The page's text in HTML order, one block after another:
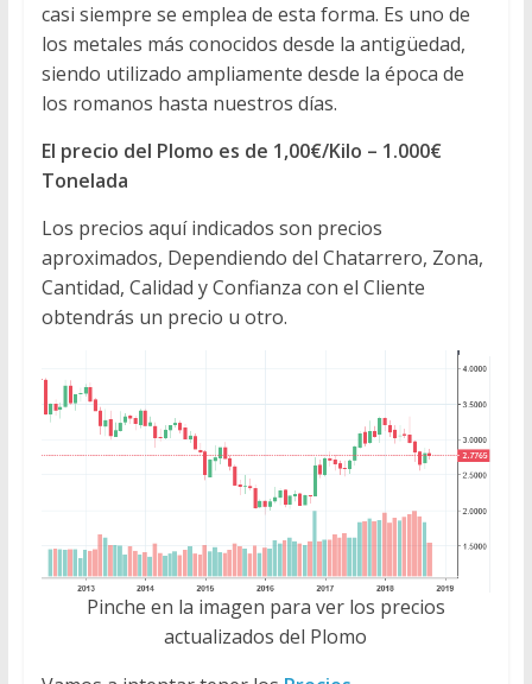
casi siempre se emplea de esta forma. Es uno de
los metales más conocidos desde la antigüedad,
siendo utilizado ampliamente desde la época de
los romanos hasta nuestros días.
El precio del Plomo es de 1,00€/Kilo – 1.000€
Tonelada
Los precios aquí indicados son precios
aproximados, Dependiendo del Chatarrero, Zona,
Cantidad, Calidad y Confianza con el Cliente
obtendrás un precio u otro.
Pinche en la imagen para ver los precios
actualizados del Plomo